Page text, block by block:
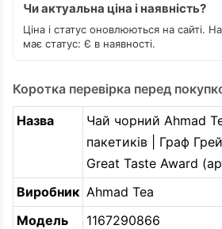
Чи актуальна ціна і наявність?
Ціна і статус оновлюються на сайті.
має статус: Є в наявності.
Коротка перевірка перед
Назва
Чай чорний Ahmad
пакетиків | Граф
Great Taste Award
Виробник Ahmad Tea
Модель
1167290866